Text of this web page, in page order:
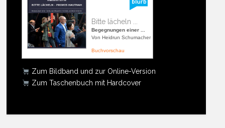
Bitte lächeln ...
Begegnungen einer ...
Von Heidrun Schumacher
Buchvorschau
Zum Bildband und zur Online-Version
Zum Taschenbuch mit Hardcover